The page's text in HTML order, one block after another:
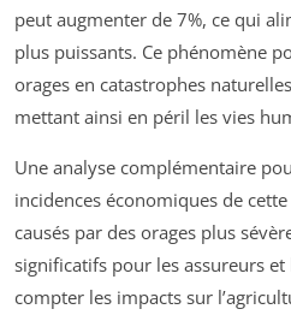
peut augmenter de 7%, ce qui
plus puissants. Ce phénomène
orages en catastrophes
mettant ainsi en péril les vies
Une analyse complémentaire
incidences économiques de
causés par des orages plus
significatifs pour les assureurs et
compter les impacts sur